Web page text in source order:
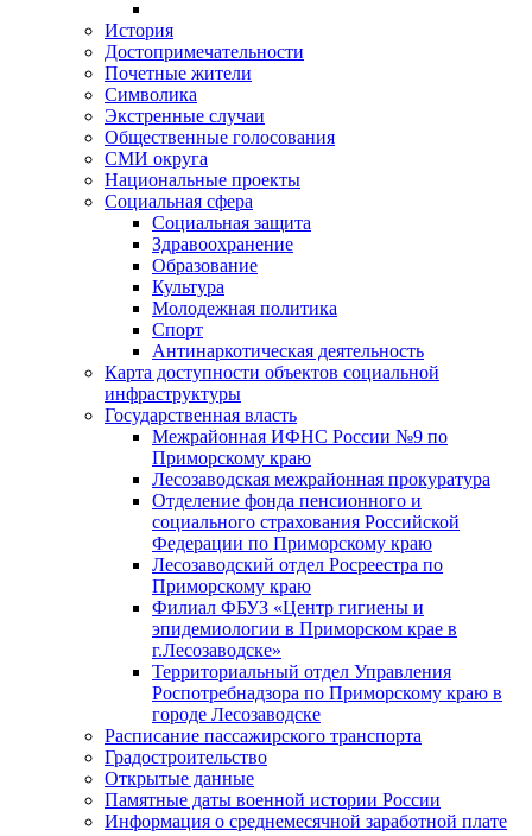
История
Достопримечательности
Почетные жители
Символика
Экстренные случаи
Общественные голосования
СМИ округа
Национальные проекты
Социальная сфера
Социальная защита
Здравоохранение
Образование
Культура
Молодежная политика
Спорт
Антинаркотическая деятельность
Карта доступности объектов социальной
инфраструктуры
Государственная власть
Межрайонная ИФНС России №9 по
Приморскому краю
Лесозаводская межрайонная прокуратура
Отделение фонда пенсионного и
социального страхования Российской
Федерации по Приморскому краю
Лесозаводский отдел Росреестра по
Приморскому краю
Филиал ФБУЗ «Центр гигиены и
эпидемиологии в Приморском крае в
г.Лесозаводске»
Территориальный отдел Управления
Роспотребнадзора по Приморскому краю в
городе Лесозаводске
Расписание пассажирского транспорта
Градостроительство
Открытые данные
Памятные даты военной истории России
Информация о среднемесячной заработной плате